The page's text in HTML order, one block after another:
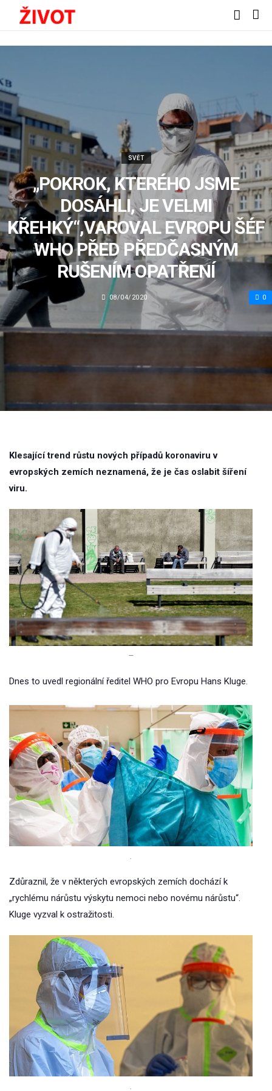
SVĚT
„POKROK, KTERÉHO JSME
DOSÁHLI, JE VELMI
KŘEHKÝ“,VAROVAL EVROPU ŠÉF
WHO PŘED PŘEDČASNÝM
RUŠENÍM OPATŘENÍ
08/04/2020 0
Klesající trend růstu nových případů koronaviru v
evropských zemích neznamená, že je čas oslabit šíření
viru.
–
Dnes to uvedl regionální ředitel WHO pro Evropu Hans Kluge.
.
Zdůraznil, že v některých evropských zemích dochází k
„rychlému nárůstu výskytu nemoci nebo novému nárůstu“.
Kluge vyzval k ostražitosti.
.